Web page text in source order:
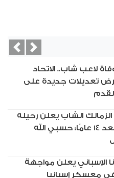
لاعب شاب.. الاتحاد
تعديلات جديدة على
الشاب يعلن رحيله
عن الزمالك بعد 14 عامًا: حسبي الله
الإسباني يعلن مواجهة
في معسكر إسبانيا
Next